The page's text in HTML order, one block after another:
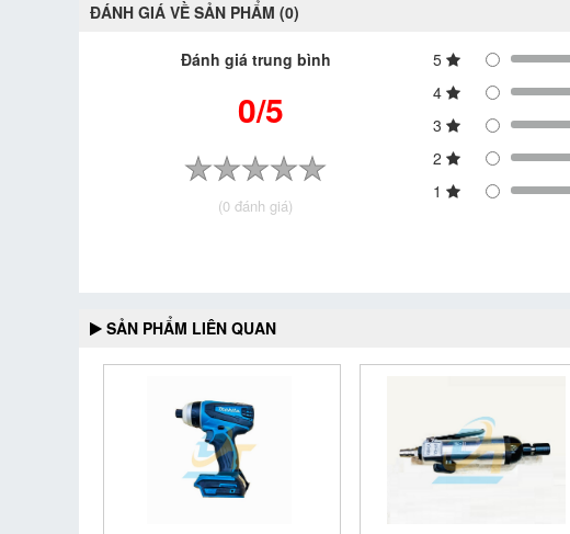
ĐÁNH GIÁ VỀ SẢN PHẨM (0)
Đánh giá trung bình
0/5
(0 đánh giá)
5
4
3
2
1
SẢN PHẨM LIÊN QUAN